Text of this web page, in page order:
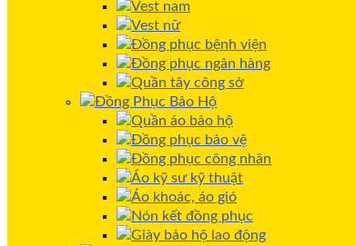
Vest nam
Vest nữ
Đồng phục bệnh viện
Đồng phục ngân hàng
Quần tây công sở
Đồng Phục Bảo Hộ
Quần áo bảo hộ
Đồng phục bảo vệ
Đồng phục công nhân
Áo kỹ sư kỹ thuật
Áo khoác, áo gió
Nón kết đồng phục
Giày bảo hộ lao động